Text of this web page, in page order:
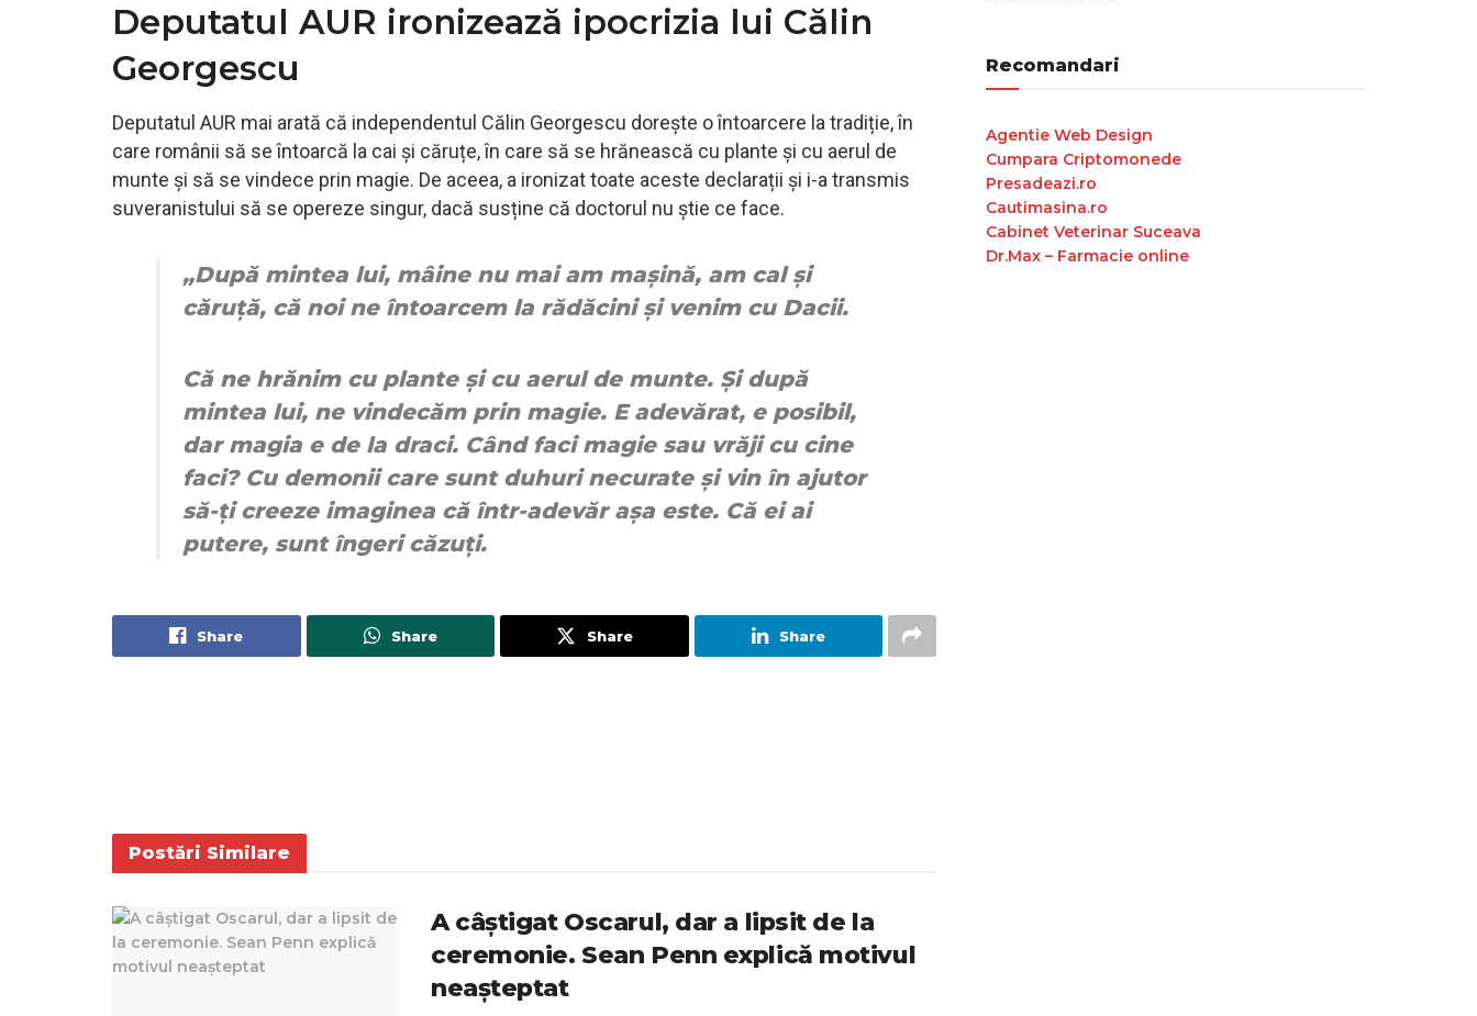
Deputatul AUR ironizează ipocrizia lui Călin
Georgescu
Deputatul AUR mai arată că independentul Călin Georgescu dorește o întoarcere la tradiție, în
care românii să se întoarcă la cai și căruțe, în care să se hrănească cu plante și cu aerul de
munte și să se vindece prin magie. De aceea, a ironizat toate aceste declarații și i-a transmis
suveranistului să se opereze singur, dacă susține că doctorul nu știe ce face.
„După mintea lui, mâine nu mai am mașină, am cal și
căruță, că noi ne întoarcem la rădăcini și venim cu Dacii.
Că ne hrănim cu plante și cu aerul de munte. Și după
mintea lui, ne vindecăm prin magie. E adevărat, e posibil,
dar magia e de la draci. Când faci magie sau vrăji cu cine
faci? Cu demonii care sunt duhuri necurate și vin în ajutor
să-ți creeze imaginea că într-adevăr așa este. Că ei ai
putere, sunt îngeri căzuți.
Share Share Share Share
Postări Similare
A câștigat Oscarul, dar a lipsit de la
ceremonie. Sean Penn explică motivul
neașteptat
Recomandari
Agentie Web Design
Cumpara Criptomonede
Presadeazi.ro
Cautimasina.ro
Cabinet Veterinar Suceava
Dr.Max – Farmacie online